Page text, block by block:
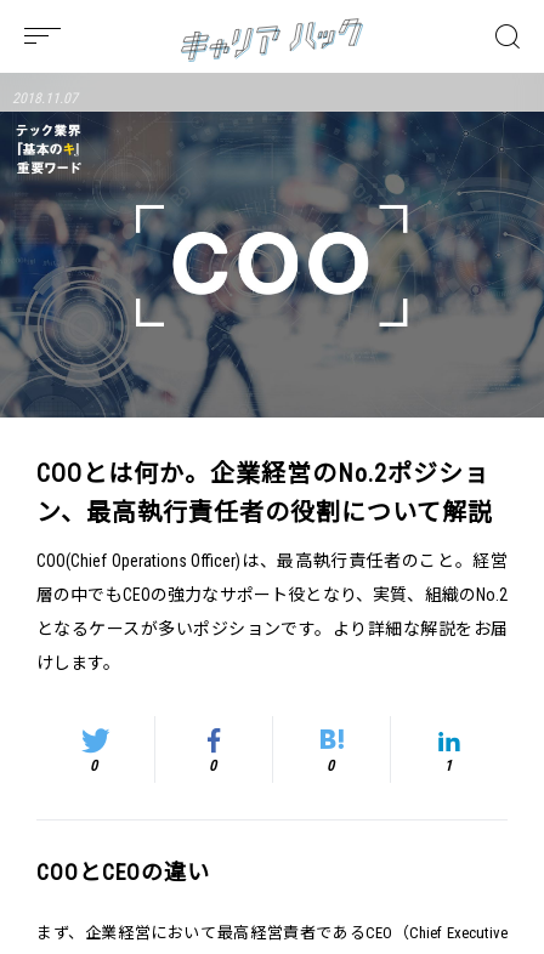
2018.11.07
COOとは何か。企業経営のNo.2ポジショ
ン、最高執行責任者の役割について解説
COO(Chief Operations Officer)は、最高執行責任者のこと。経営
層の中でもCEOの強力なサポート役となり、実質、組織のNo.2
となるケースが多いポジションです。より詳細な解説をお届
けします。
0 0 0 1
COOとCEOの違い
まず、企業経営において最高経営責者であるCEO（Chief Executive